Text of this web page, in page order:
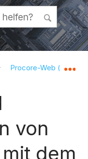
auf- und
Procore-Web
von
dem